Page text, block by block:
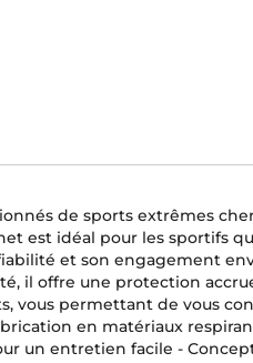
de sports extrêmes
est idéal pour les sportifs
et son engagement
il offre une protection
permettant de vous
en matériaux
un entretien facile -